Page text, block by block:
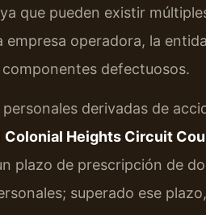
que pueden existir
empresa operadora, la
defectuosos.
derivadas de
Colonial Heights Circuit
plazo de prescripción de
superado ese